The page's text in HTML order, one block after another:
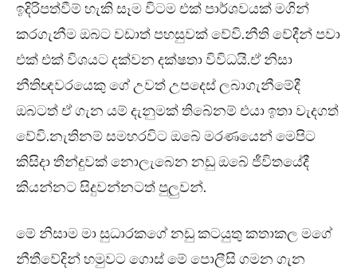
ඉදිරිපත්වීම් හැකි සෑම විටම එක් පාර්ශවයක් මගින්
කරගැනීම ඔබට වඩාත් පහසුවක් වේවි.නීති වේදීන් පවා
එක් එක් විශයට දක්වන දක්ෂතා විවිධයි.ඒ නිසා
නීතිඥවරයෙකු ගේ උවත් උපදෙස් ලබාගැනීමේදී
ඔබටත් ඒ ගැන යම් දැනුමක් තිබේනම් එයා ඉතා වැදගත්
වේවි.නැතිනම් සමහරවිට ඔබේ මරණයෙන් මෙපිට
කිසිදා තීන්දුවක් නොලැබෙන නඩු ඔබේ ජීවිතයේදී
කියන්නට සිදුවන්නටත් පුලුවන්.
මේ නිසාම මා සුධාරකගේ නඩු කටයුතු කතාකල මගේ
නීතීවේදින් හමුවට ගොස් මේ පොලීසි ගමන ගැන